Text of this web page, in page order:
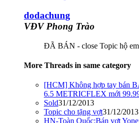
dodachung
VĐV Phong Trào
ĐÃ BÁN - close Topic hộ
More Threads in same category
[HCM] Không hợp tay bán
6.5 METRICFLEX mới
Sold31/12/2013
Topic cho tặng vợt31/12/2013
HN-Toàn Quốc:Bán vợt